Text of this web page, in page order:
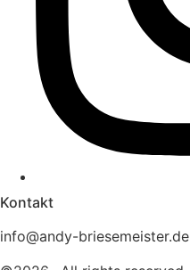
Kontakt
info@andy-briesemeister.de